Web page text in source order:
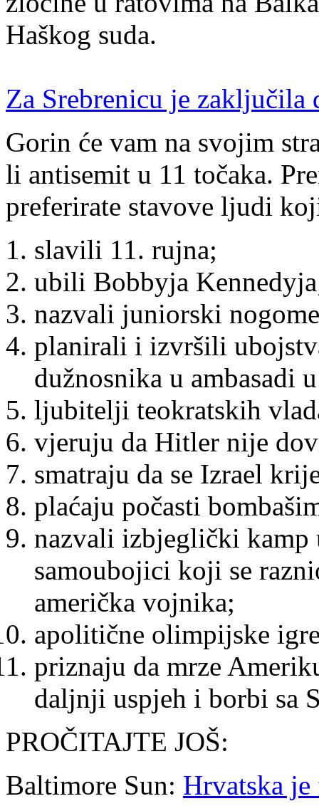
Haškog suda.
Za Srebrenicu je zaključila
Gorin će vam na svojim
li antisemit u 11 točaka.
preferirate stavove ljudi
slavili 11. rujna;
ubili Bobbyja
nazvali juniorski
planirali i izvršili
dužnosnika u ambasadi
ljubitelji teokratskih
vjeruju da Hitler nije
smatraju da se Izrael
plaćaju počasti
nazvali izbjeglički kamp
samoubojici koji se
američka vojnika;
apolitične olimpijske
priznaju da mrze
daljnji uspjeh i borbi sa
PROČITAJTE JOŠ:
Baltimore Sun: Hrvatska je